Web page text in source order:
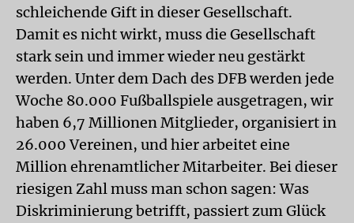
schleichende Gift in dieser Gesellschaft.
Damit es nicht wirkt, muss die Gesellschaft
stark sein und immer wieder neu gestärkt
werden. Unter dem Dach des DFB werden jede
Woche 80.000 Fußballspiele ausgetragen, wir
haben 6,7 Millionen Mitglieder, organisiert in
26.000 Vereinen, und hier arbeitet eine
Million ehrenamtlicher Mitarbeiter. Bei dieser
riesigen Zahl muss man schon sagen: Was
Diskriminierung betrifft, passiert zum Glück